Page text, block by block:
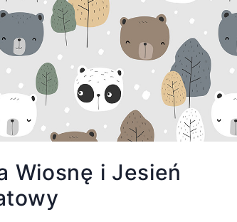
Wiosnę i Jesień